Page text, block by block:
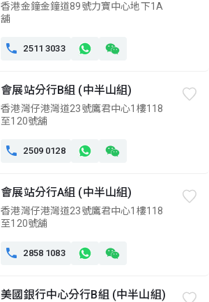
香港金鐘金鐘道89號力寶中心地下1A
舖
 2511 3033
會展站分行B組 (中半山組)
香港灣仔港灣道23號鷹君中心1樓118
至120號舖
 2509 0128
會展站分行A組 (中半山組)
香港灣仔港灣道23號鷹君中心1樓118
至120號舖
 2858 1083
美國銀行中心分行B組 (中半山組)